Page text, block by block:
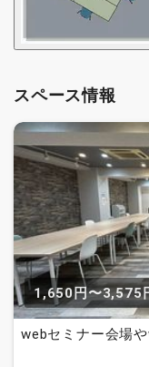
スペース情報
1,650円〜3,575
webセミナー会場